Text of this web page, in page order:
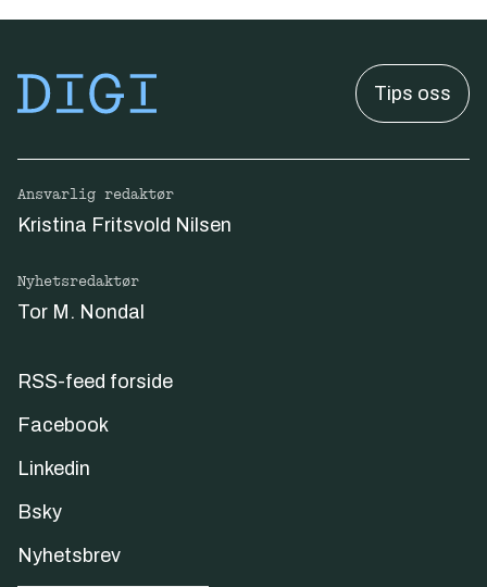
Tips oss
Ansvarlig redaktør
Kristina Fritsvold Nilsen
Nyhetsredaktør
Tor M. Nondal
RSS-feed forside
Facebook
Linkedin
Bsky
Nyhetsbrev